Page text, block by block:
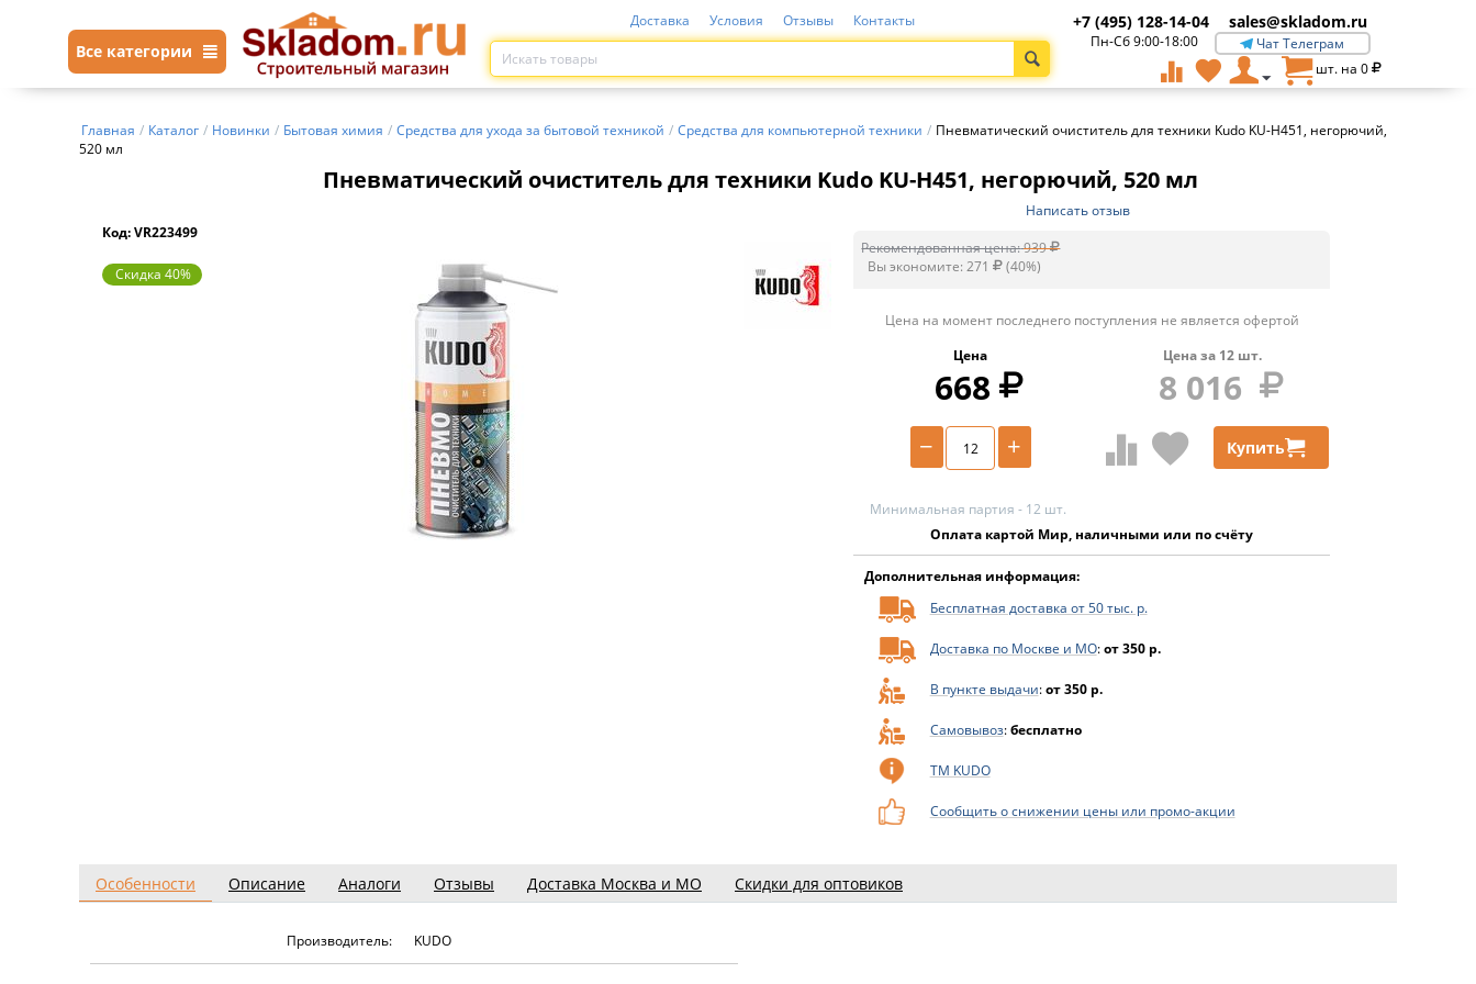
Все категории
Доставка Условия Отзывы Контакты +7 (495) 128-14-04 sales@skladom.ru
Пн-Сб 9:00-18:00
Чат Телеграм
шт. на 0
Главная / Каталог / Новинки / Бытовая химия / Средства для ухода за бытовой техникой / Средства для компьютерной техники / Пневматический очиститель для техники Kudo KU-H451, негорючий,
520 мл
Пневматический очиститель для техники Kudo KU-H451, негорючий, 520 мл
Код: VR223499
Скидка 40%
Написать отзыв
Рекомендованная цена:939
Вы экономите:271 (40%)
Цена на момент последнего поступления не является офертой
Цена
668
Цена за 12шт.
8 016
+
− Купить
Минимальная партия - 12 шт.
Оплата картой Мир, наличными или по счёту
Дополнительная информация:
Бесплатная доставка от 50 тыс. р.
Доставка по Москве и МО:от 350 р.
В пункте выдачи:от 350 р.
Самовывоз:бесплатно
ТМ KUDO
Сообщить о снижении цены или промо-акции
Особенности Описание Аналоги Отзывы Доставка Москва и МО Скидки для оптовиков
Производитель: KUDO